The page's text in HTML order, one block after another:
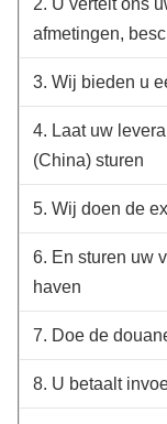
2. U vertelt ons
afmetingen,
3. Wij bieden u
4. Laat uw
(China) sturen
5. Wij doen de
6. En sturen uw
haven
7. Doe de
8. U betaalt